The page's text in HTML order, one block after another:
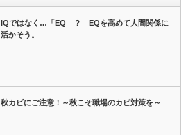
IQではなく…「EQ」？ EQを高めて人間関係に
活かそう。
秋カビにご注意！～秋こそ職場のカビ対策を～